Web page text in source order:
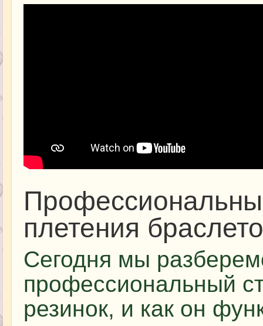
плетения
Сегодня мы
профессиональный
резинок, и как он